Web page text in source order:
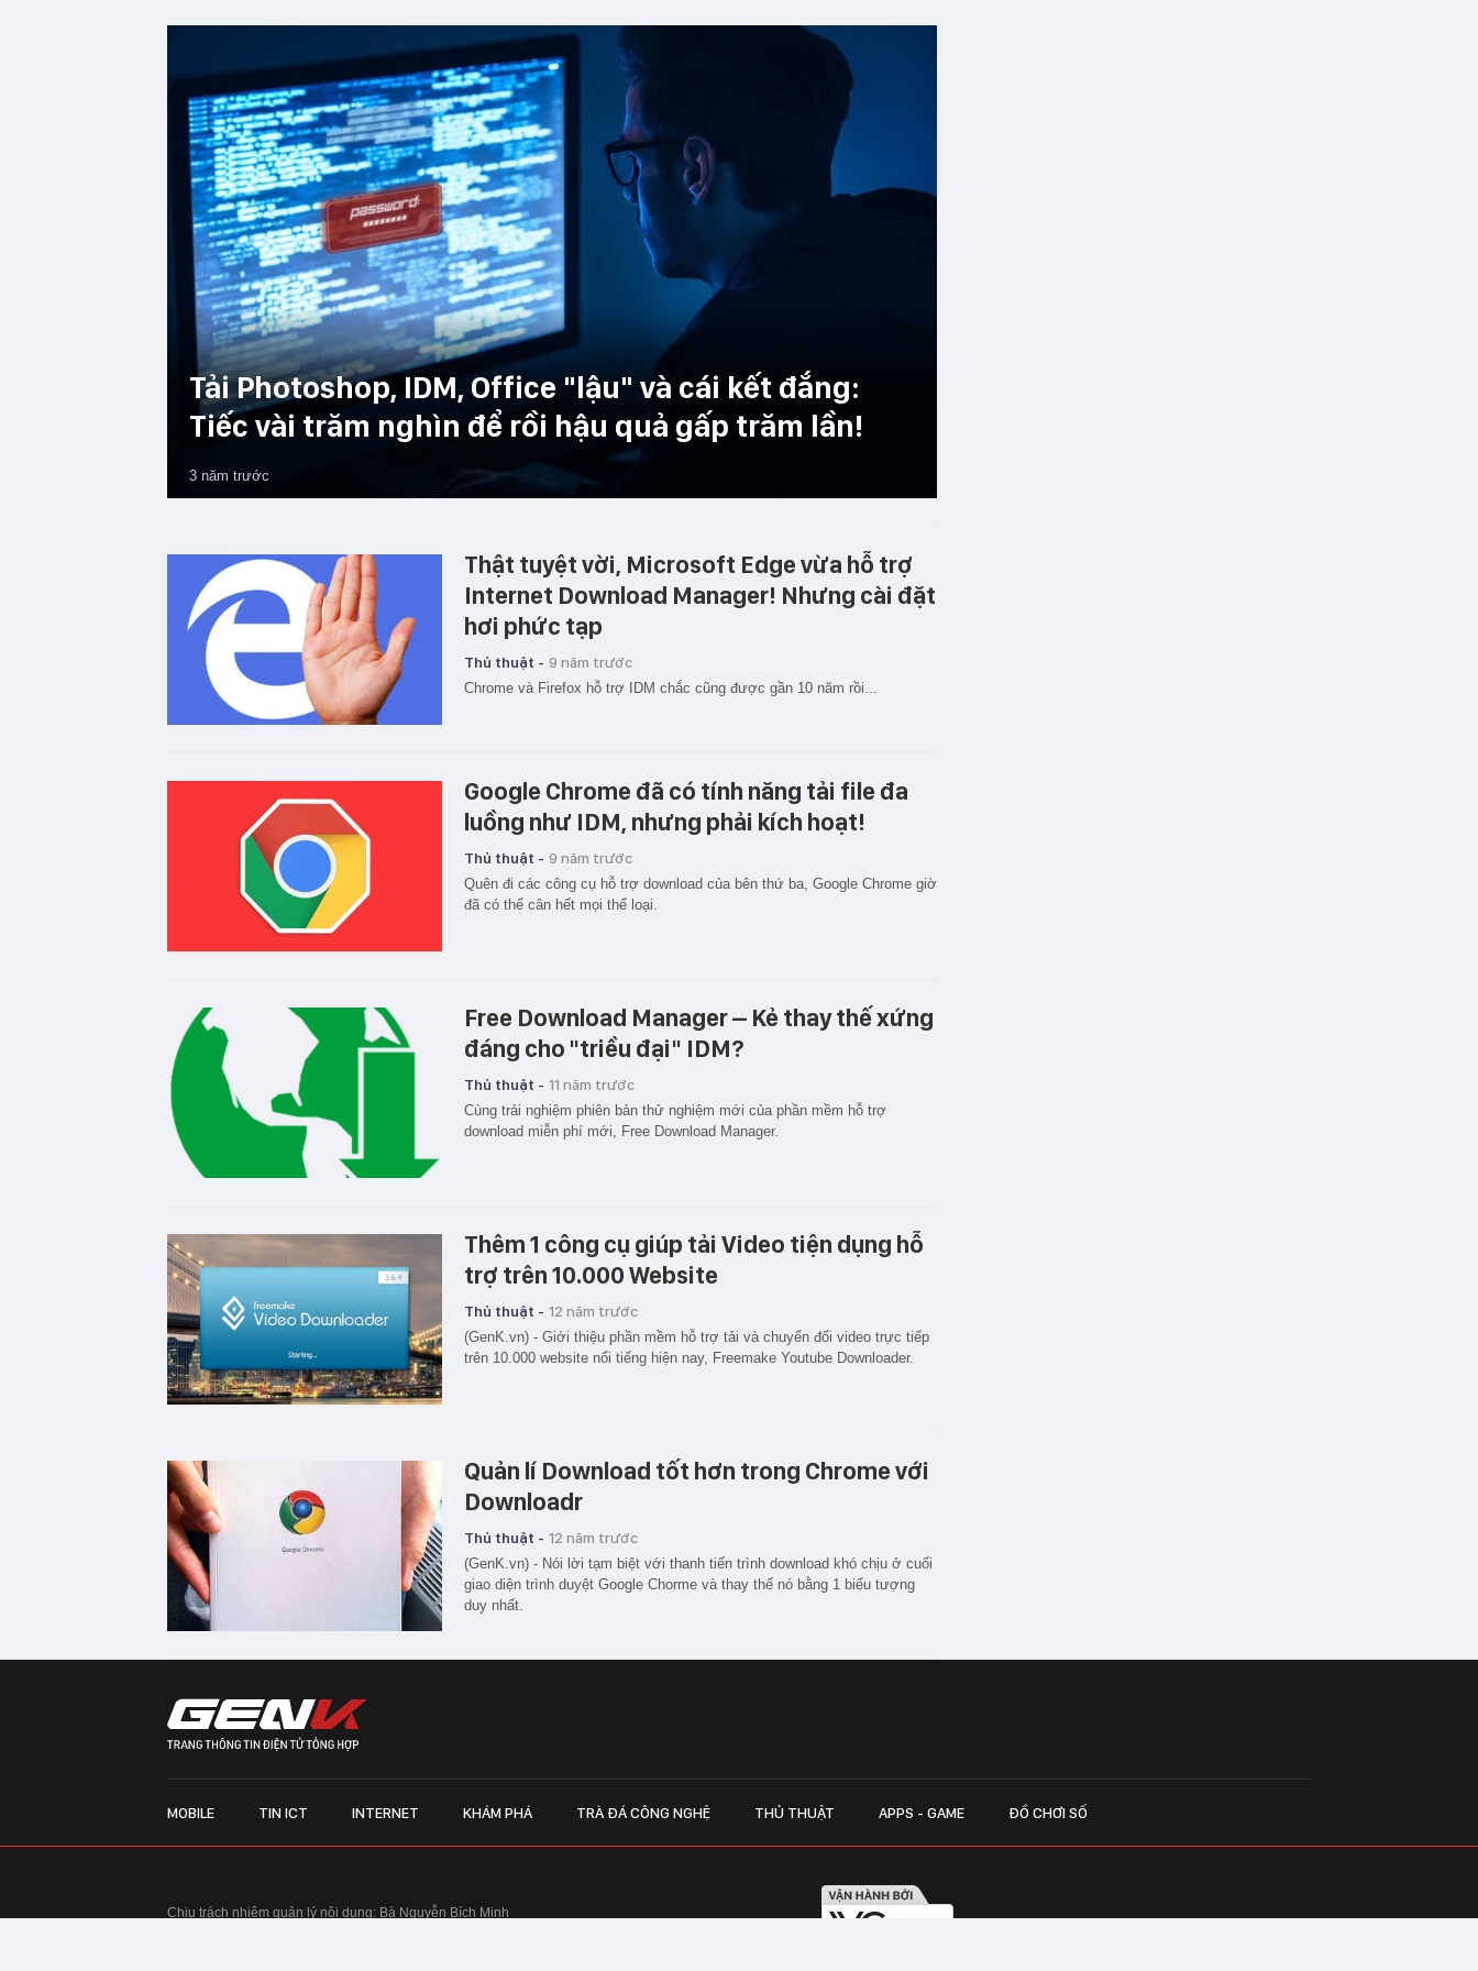
Tải Photoshop, IDM, Office "lậu" và cái kết đắng:
Tiếc vài trăm nghìn để rồi hậu quả gấp trăm lần!
3 năm trước
Thật tuyệt vời, Microsoft Edge vừa hỗ trợ
Internet Download Manager! Nhưng cài đặt
hơi phức tạp
Thủ thuật - 9 năm trước
Chrome và Firefox hỗ trợ IDM chắc cũng được gần 10 năm rồi...
Google Chrome đã có tính năng tải file đa
luồng như IDM, nhưng phải kích hoạt!
Thủ thuật - 9 năm trước
Quên đi các công cụ hỗ trợ download của bên thứ ba, Google Chrome giờ
đã có thể cân hết mọi thể loại.
Free Download Manager – Kẻ thay thế xứng
đáng cho "triều đại" IDM?
Thủ thuật - 11 năm trước
Cùng trải nghiệm phiên bản thử nghiệm mới của phần mềm hỗ trợ
download miễn phí mới, Free Download Manager.
Thêm 1 công cụ giúp tải Video tiện dụng hỗ
trợ trên 10.000 Website
Thủ thuật - 12 năm trước
(GenK.vn) - Giới thiệu phần mềm hỗ trợ tải và chuyển đổi video trực tiếp
trên 10.000 website nổi tiếng hiện nay, Freemake Youtube Downloader.
Quản lí Download tốt hơn trong Chrome với
Downloadr
Thủ thuật - 12 năm trước
(GenK.vn) - Nói lời tạm biệt với thanh tiến trình download khó chịu ở cuối
giao diện trình duyệt Google Chorme và thay thế nó bằng 1 biểu tượng
duy nhất.
MOBILE TIN ICT INTERNET KHÁM PHÁ TRÀ ĐÁ CÔNG NGHỆ THỦ THUẬT APPS - GAME ĐỒ CHƠI SỐ
Chịu trách nhiệm quản lý nội dung: Bà Nguyễn Bích Minh